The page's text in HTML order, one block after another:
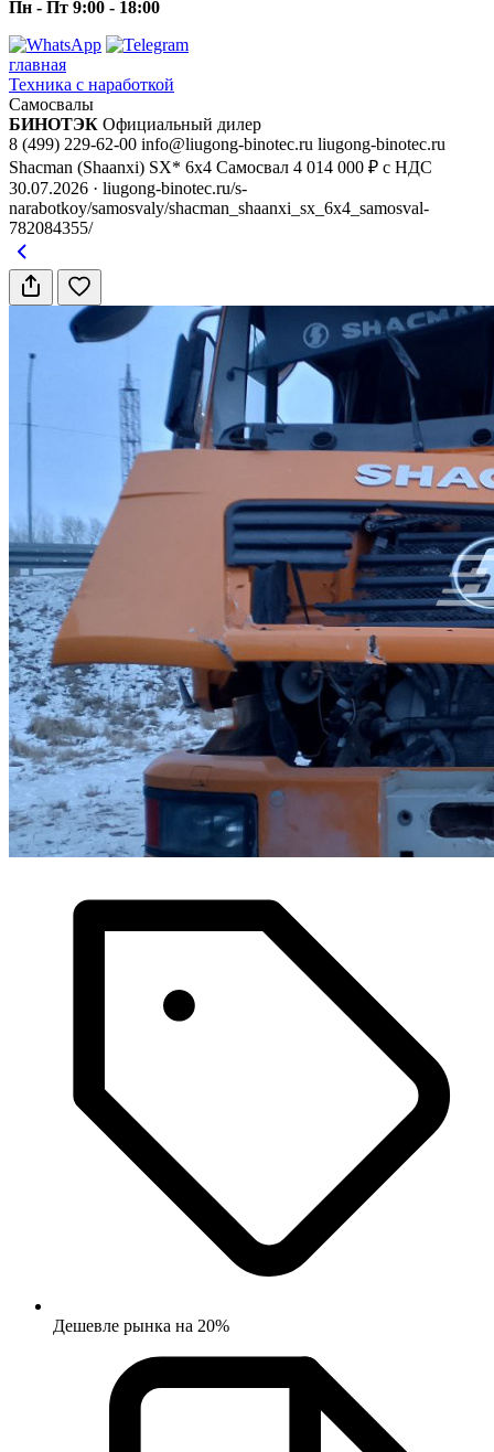
Пн - Пт 9:00 - 18:00
главная
Техника с наработкой
Самосвалы
БИНОТЭК Официальный дилер
8 (499) 229-62-00 info@liugong-binotec.ru liugong-binotec.ru
Shacman (Shaanxi) SX* 6x4 Самосвал 4 014 000 ₽ с НДС
30.07.2026 · liugong-binotec.ru/s-
narabotkoy/samosvaly/shacman_shaanxi_sx_6x4_samosval-
782084355/
Дешевле рынка на 20%